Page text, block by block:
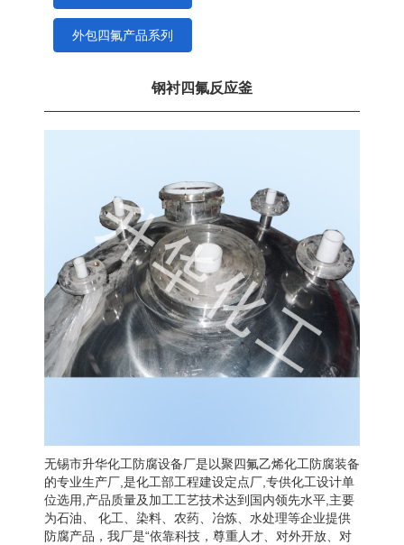
外包四氟产品系列
钢衬四氟反应釜
无锡市升华化工防腐设备厂是以聚四氟乙烯化工防腐装备
的专业生产厂,是化工部工程建设定点厂,专供化工设计单
位选用,产品质量及加工工艺技术达到国内领先水平,主要
为石油、 化工、染料、农药、冶炼、水处理等企业提供
防腐产品，我厂是“依靠科技，尊重人才、对外开放、对